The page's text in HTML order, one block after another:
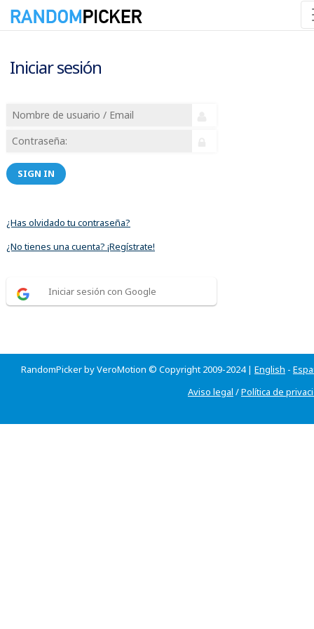
Iniciar sesión
SIGN IN
¿Has olvidado tu contraseña?
¿No tienes una cuenta? ¡Regístrate!
Iniciar sesión con Google
RandomPicker by VeroMotion © Copyright 2009-2024 | English -
Aviso legal /Política de